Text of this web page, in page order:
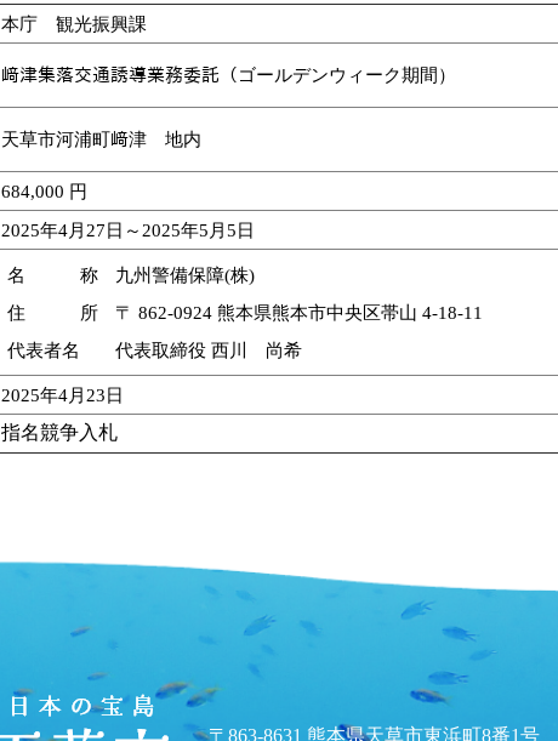
本庁 観光振興課
﨑津集落交通誘導業務委託（ゴールデンウィーク期間）
天草市河浦町﨑津 地内
684,000 円
2025年4月27日～2025年5月5日
名 称
九州警備保障(株)
住 所
〒 862-0924 熊本県熊本市中央区帯山 4-18-11
代表者名
代表取締役 西川 尚希
2025年4月23日
指名競争入札
〒863-8631 熊本県天草市東浜町8番1号